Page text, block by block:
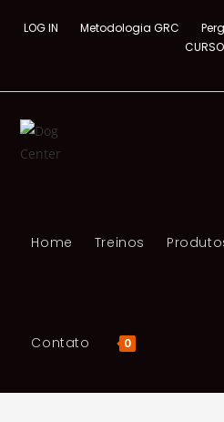
LOG IN Metodologia GRC
CURSO
Home Treinos
Contato 0